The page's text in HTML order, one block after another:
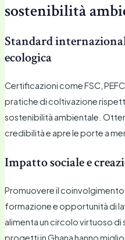
sostenibilità
Standard
ecologica
Certificazioni come FSC,
pratiche di coltivazione
sostenibilità ambientale.
credibilità e apre le porte a
Impatto sociale e
Promuovere il
formazione e opportunità di
alimenta un circolo virtuoso di
progetti in Ghana hanno